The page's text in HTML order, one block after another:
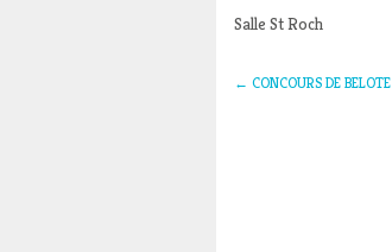
Salle St Roch
← CONCOURS DE BELOTE